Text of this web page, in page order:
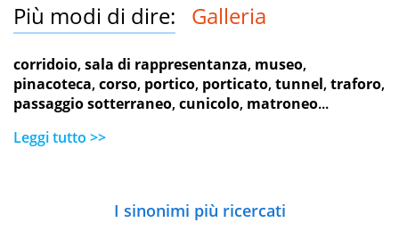
Più modi di dire: Galleria
corridoio,sala di rappresentanza, museo,
pinacoteca,corso, portico, porticato,tunnel,traforo,
passaggio sotterraneo,cunicolo, matroneo...
Leggi tutto >>
I sinonimi più ricercati